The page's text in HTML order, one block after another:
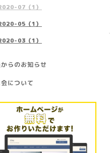
07（1）
05（1）
03（1）
らのお知らせ
について